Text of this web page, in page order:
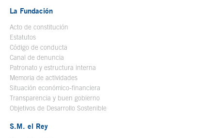
La Fundación
Acto de constitución
Estatutos
Código de conducta
Canal de denuncia
Patronato y estructura interna
Memoria de actividades
Situación económico-financiera
Transparencia y buen gobierno
Objetivos de Desarrollo Sostenible
S.M. el Rey